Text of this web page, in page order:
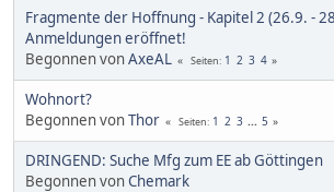
Fragmente der Hoffnung - Kapitel 2 (26.9. -
Anmeldungen eröffnet!
Begonnen vonAxeAL Seiten 1 2 3 4
Wohnort?
Begonnen vonThor Seiten 1 2 3 ... 5
DRINGEND: Suche Mfg zum EE ab Göttingen
Begonnen vonChemark